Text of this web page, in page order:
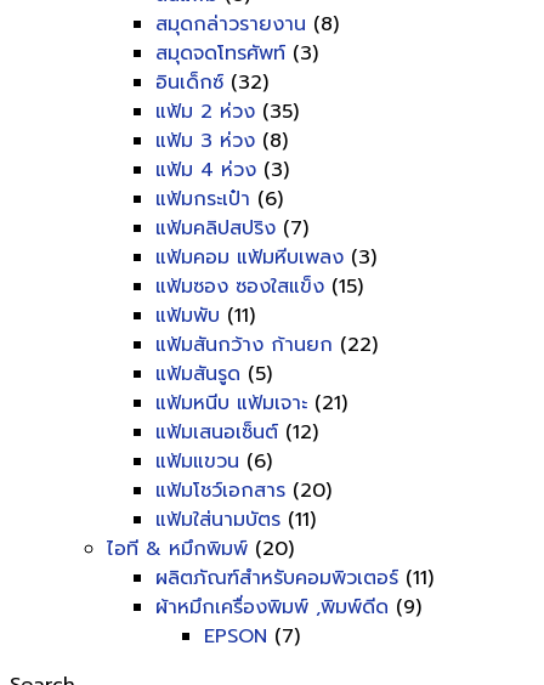
สมุดกล่าวรายงาน (8)
สมุดจดโทรศัพท์ (3)
อินเด็กซ์ (32)
แฟ้ม 2 ห่วง (35)
แฟ้ม 3 ห่วง (8)
แฟ้ม 4 ห่วง (3)
แฟ้มกระเป๋า (6)
แฟ้มคลิปสปริง (7)
แฟ้มคอม แฟ้มหีบเพลง (3)
แฟ้มซอง ซองใสแข็ง (15)
แฟ้มพับ (11)
แฟ้มสันกว้าง ก้านยก (22)
แฟ้มสันรูด (5)
แฟ้มหนีบ แฟ้มเจาะ (21)
แฟ้มเสนอเซ็นต์ (12)
แฟ้มแขวน (6)
แฟ้มโชว์เอกสาร (20)
แฟ้มใส่นามบัตร (11)
ไอที & หมึกพิมพ์ (20)
ผลิตภัณฑ์สำหรับคอมพิวเตอร์ (11)
ผ้าหมึกเครื่องพิมพ์ ,พิมพ์ดีด (9)
EPSON (7)